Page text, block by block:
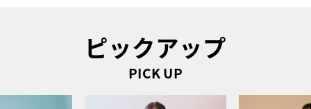
ピックアップ
PICK UP